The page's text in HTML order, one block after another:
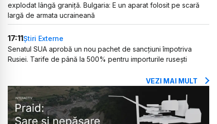
explodat lângă graniță. Bulgaria: E un aparat folosit pe scară
largă de armata ucraineană
17:11Știri Externe
Senatul SUA aprobă un nou pachet de sancțiuni împotriva
Rusiei. Tarife de până la 500% pentru importurile rusești
VEZI MAI MULT